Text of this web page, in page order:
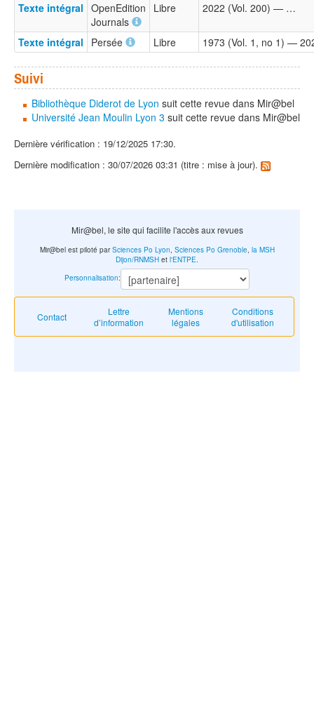
Texte intégral OpenEdition
Journals
Libre 2022 (Vol. 200) — …
Texte intégral Persée Libre 1973 (Vol. 1, no 1) —
Suivi
Bibliothèque Diderot de Lyon suit cette revue dans Mir@bel
Université Jean Moulin Lyon 3 suit cette revue dans Mir@bel
Dernière vérification : 19/12/2025 17:30.
Dernière modification : 30/07/2026 03:31 (titre : mise à jour).
Mir@bel, le site qui facilite l'accès aux revues
Contact
Lettre
d’information
Mentions
légales
Conditions
d'utilisation
Mir@bel est piloté parSciences Po Lyon, Sciences Po Grenoble, la MSH
Dijon/RNMSH et l'ENTPE.
Personnalisation: